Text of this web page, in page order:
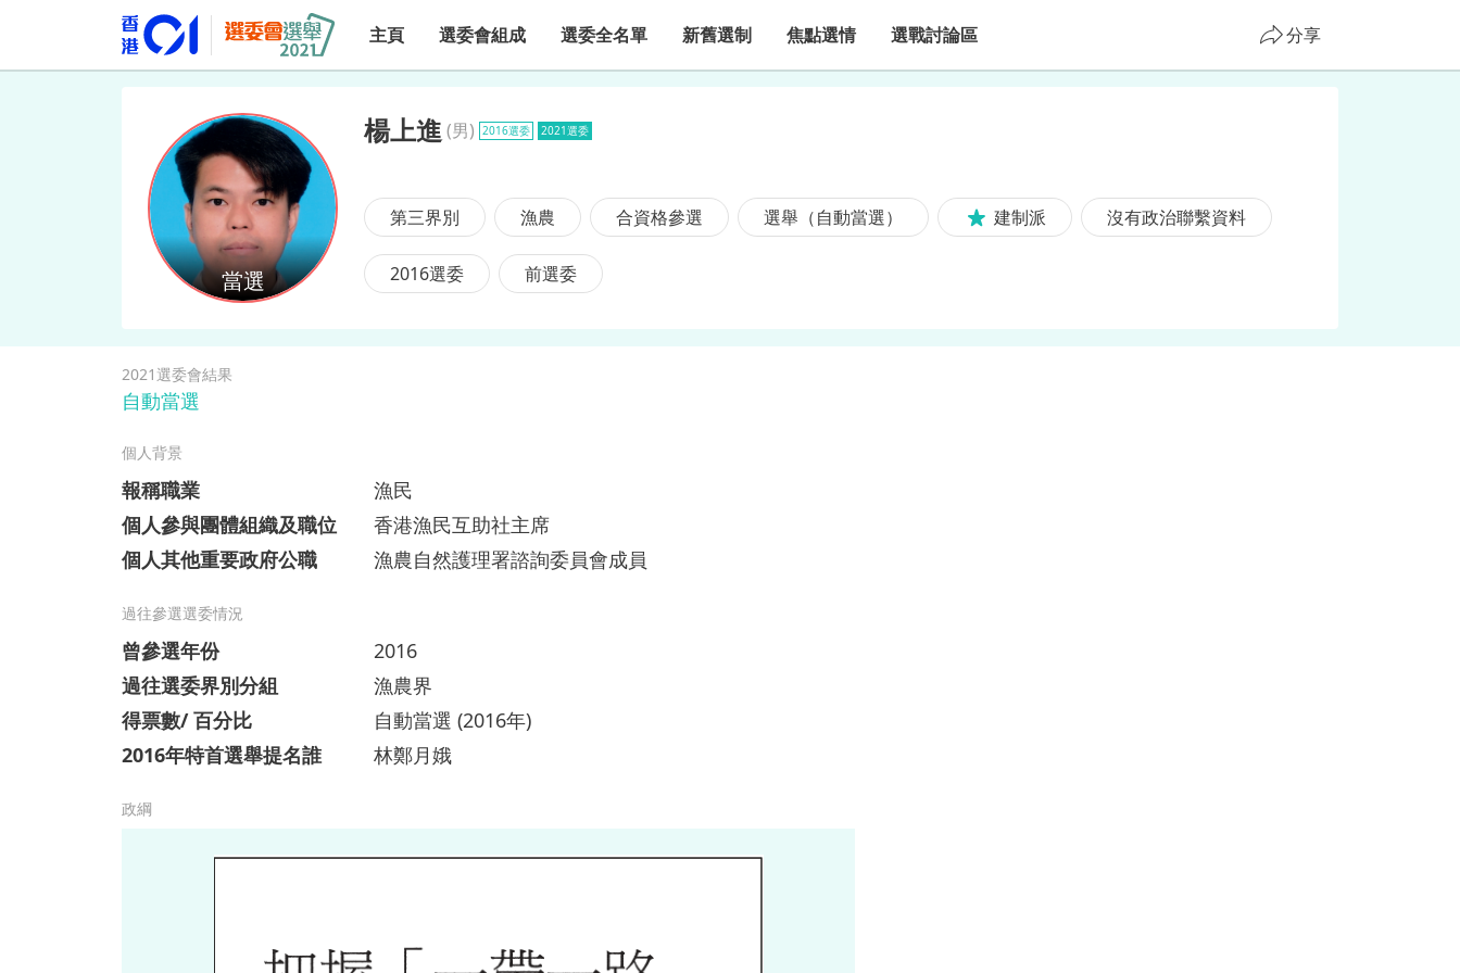
主頁 選委會組成 選委全名單 新舊選制 焦點選情 選戰討論區 分享
楊上進
楊上進(男) 2016選委 2021選委
第三界別 漁農 合資格參選 選舉（自動當選） 建制派 沒有政治聯繫資料
2016選委 前選委
2021選委會結果
自動當選
個人背景
報稱職業
漁民
個人參與團體組織及職位
香港漁民互助社主席
個人其他重要政府公職
漁農自然護理署諮詢委員會成員
過往參選選委情況
曾參選年份
2016
過往選委界別分組
漁農界
得票數/ 百分比
自動當選 (2016年)
2016年特首選舉提名誰
林鄭月娥
政綱